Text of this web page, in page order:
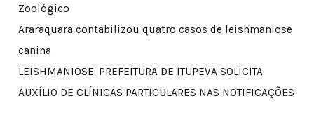
Zoológico
Araraquara contabilizou quatro casos de leishmaniose
canina
LEISHMANIOSE: PREFEITURA DE ITUPEVA SOLICITA
AUXÍLIO DE CLÍNICAS PARTICULARES NAS NOTIFICAÇÕES